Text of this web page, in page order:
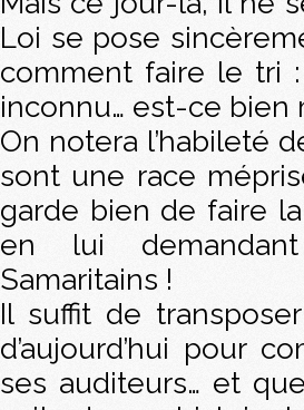
Loi se pose
comment faire le tri
inconnu… est-ce bien
On notera l’habileté
sont une race
garde bien de faire
en lui
Samaritains !
Il suffit de
d’aujourd’hui pour
ses auditeurs… et